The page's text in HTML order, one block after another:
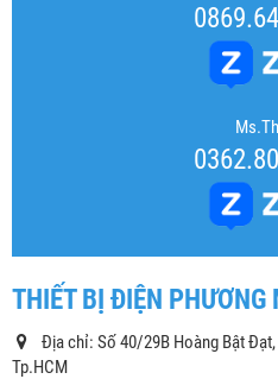
THIẾT BỊ ĐIỆN
Địa chỉ: Số 40/29B Hoàng Bật Đạt,
Tp.HCM